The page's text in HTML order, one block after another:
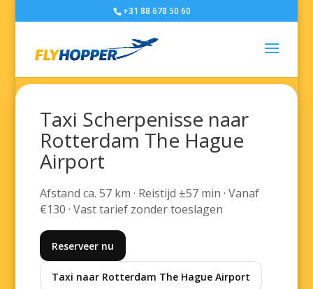
+31 88 678 50 60
Taxi Scherpenisse naar
Rotterdam The Hague
Airport
Afstand ca. 57 km · Reistijd ±57 min · Vanaf
€130 · Vast tarief zonder toeslagen
Reserveer nu
Taxi naar Rotterdam The Hague Airport